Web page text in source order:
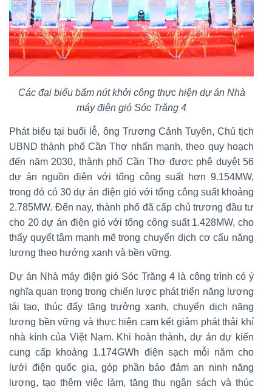
Các đại biểu bấm nút khởi công thực hiện dự án Nhà
máy điện gió Sóc Trăng 4
Phát biểu tại buổi lễ, ông Trương Cảnh Tuyên, Chủ tịch
UBND thành phố Cần Thơ nhấn mạnh, theo quy hoạch
đến năm 2030, thành phố Cần Thơ được phê duyệt 56
dự án nguồn điện với tổng công suất hơn 9.154MW,
trong đó có 30 dự án điện gió với tổng công suất khoảng
2.785MW. Đến nay, thành phố đã cấp chủ trương đầu tư
cho 20 dự án điện gió với tổng công suất 1.428MW, cho
thấy quyết tâm mạnh mẽ trong chuyển dịch cơ cấu năng
lượng theo hướng xanh và bền vững.
Dự án Nhà máy điện gió Sóc Trăng 4 là công trình có ý
nghĩa quan trọng trong chiến lược phát triển năng lượng
tái tạo, thúc đẩy tăng trưởng xanh, chuyển dịch năng
lượng bền vững và thực hiện cam kết giảm phát thải khí
nhà kính của Việt Nam. Khi hoàn thành, dự án dự kiến
cung cấp khoảng 1.174GWh điện sạch mỗi năm cho
lưới điện quốc gia, góp phần bảo đảm an ninh năng
lượng, tạo thêm việc làm, tăng thu ngân sách và thúc